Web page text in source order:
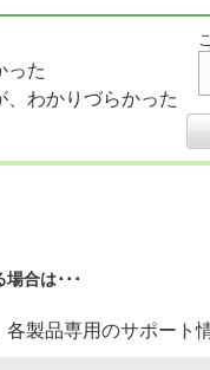
った
、わかりづらかった
合は･･･
製品専用のサポート